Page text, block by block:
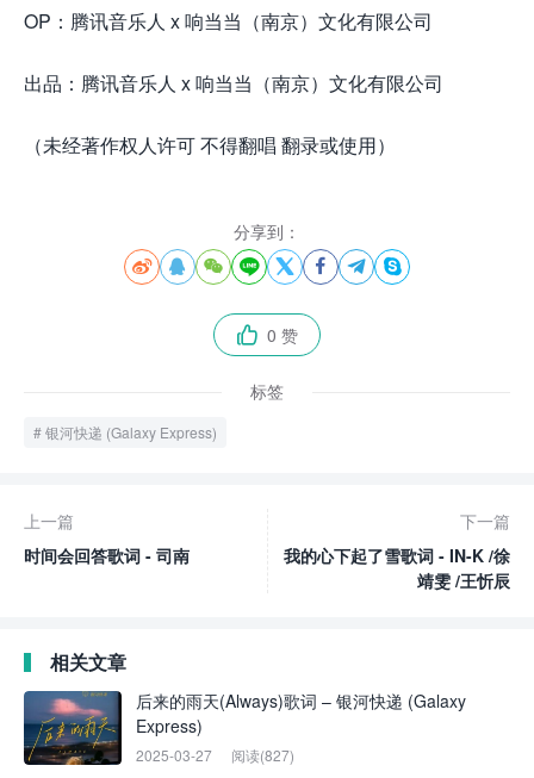
OP：腾讯音乐人 x 响当当（南京）文化有限公司
出品：腾讯音乐人 x 响当当（南京）文化有限公司
（未经著作权人许可 不得翻唱 翻录或使用）
分享到：
       
 0 赞
标签
银河快递 (Galaxy Express)
上一篇
时间会回答歌词 - 司南
下一篇
我的心下起了雪歌词 - IN-K /徐
靖雯 /王忻辰
相关文章
后来的雨天(Always)歌词 – 银河快递 (Galaxy
Express)
2025-03-27 阅读(827)